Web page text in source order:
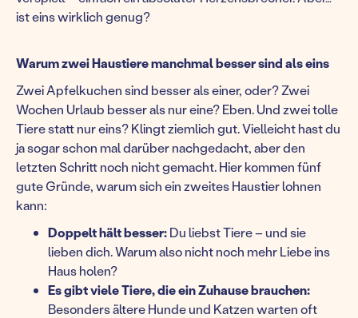
ist eins wirklich genug?
Warum zwei Haustiere manchmal besser sind als eins
Zwei Apfelkuchen sind besser als einer, oder? Zwei
Wochen Urlaub besser als nur eine? Eben. Und zwei tolle
Tiere statt nur eins? Klingt ziemlich gut. Vielleicht hast du
ja sogar schon mal darüber nachgedacht, aber den
letzten Schritt noch nicht gemacht. Hier kommen fünf
gute Gründe, warum sich ein zweites Haustier lohnen
kann:
Doppelt hält besser:Du liebst Tiere – und sie
lieben dich. Warum also nicht noch mehr Liebe ins
Haus holen?
Es gibt viele Tiere, die ein Zuhause brauchen:
Besonders ältere Hunde und Katzen warten oft